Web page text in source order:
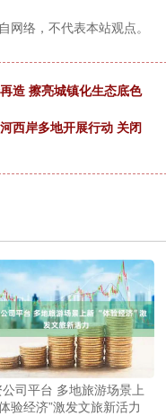
网络，不代表本站观点。
造 擦亮城镇化生态底色
西岸多地开展行动 关闭
司平台 多地旅游场景上
验经济”激发文旅新活力